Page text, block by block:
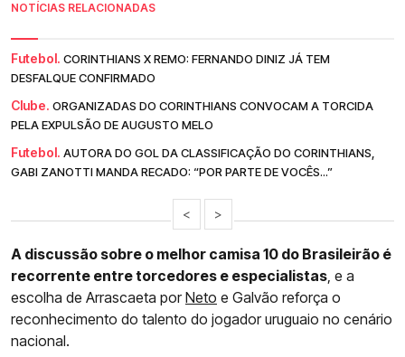
NOTÍCIAS RELACIONADAS
Futebol. CORINTHIANS X REMO: FERNANDO DINIZ JÁ TEM
DESFALQUE CONFIRMADO
Clube. ORGANIZADAS DO CORINTHIANS CONVOCAM A TORCIDA
PELA EXPULSÃO DE AUGUSTO MELO
Futebol. AUTORA DO GOL DA CLASSIFICAÇÃO DO CORINTHIANS,
GABI ZANOTTI MANDA RECADO: “POR PARTE DE VOCÊS...”
< >
A discussão sobre o melhor camisa 10 do Brasileirão é
recorrente entre torcedores e especialistas, e a
escolha de Arrascaeta porNeto e Galvão reforça o
reconhecimento do talento do jogador uruguaio no cenário
nacional.